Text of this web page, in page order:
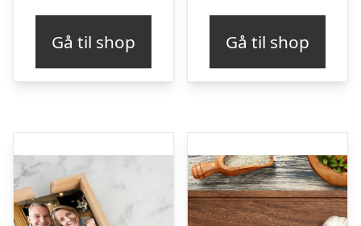
Gå til shop Gå til shop